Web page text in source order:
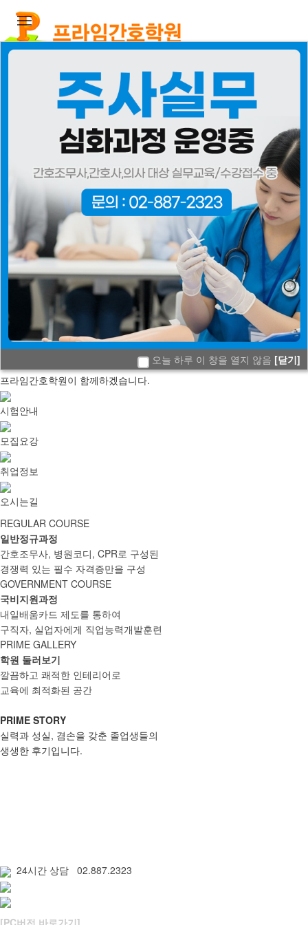
오늘 하루 이 창을 열지 않음 [닫기]
PRIME NURSING ACADEMY
[프라임간호학원]
홈페이지
PC버전
-
프라임
PRIME NURSING ACADEMY
간호리더를 꿈꾸는 공간
실력과 성실, 겸손을 갖춘 간호인 양성
2026년 봄학기신입생 모집안내
국비반
전화문의
일반반
입학상담
이벤트
조기등록 시 정규교재 50% 할인 혜택
WE ARE SERVICE
프라임간호학원이 함께하겠습니다.
시험안내
모집요강
취업정보
오시는길
REGULAR COURSE
일반정규과정
간호조무사, 병원코디, CPR로 구성된
경쟁력 있는 필수 자격증만을 구성
GOVERNMENT COURSE
국비지원과정
내일배움카드 제도를 통하여
구직자, 실업자에게 직업능력개발훈련
PRIME GALLERY
학원 둘러보기
깔끔하고 쾌적한 인테리어로
교육에 최적화된 공간
PRIME STORY
실력과 성실, 겸손을 갖춘 졸업생들의
생생한 후기입니다.
24시간 상담 02.887.2323